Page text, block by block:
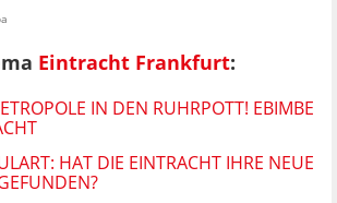
Eintracht Frankfurt:
IN DEN RUHRPOTT! EBIMBE
HAT DIE EINTRACHT IHRE NEUE